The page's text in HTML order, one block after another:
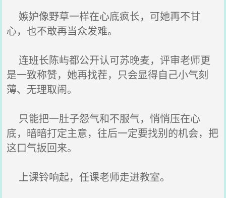
嫉妒像野草一样在心底疯长，可她再不甘
心，也不敢再当众发难。
连班长陈屿都公开认可苏晚麦，评审老师更
是一致称赞，她再找茬，只会显得自己小气刻
薄、无理取闹。
只能把一肚子怨气和不服气，悄悄压在心
底，暗暗打定主意，往后一定要找别的机会，把
这口气扳回来。
上课铃响起，任课老师走进教室。